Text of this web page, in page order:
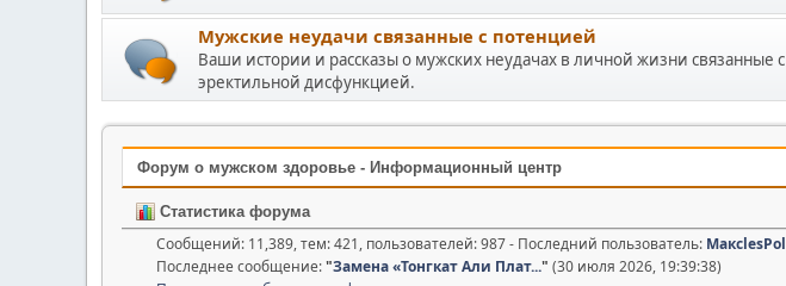
Мужские неудачи связанные с потенцией
Ваши истории и рассказы о мужских неудачах в личной жизни связанные с
эректильной дисфункцией.
Форум о мужском здоровье - Информационный центр
Статистика форума
Сообщений: 11,389, тем: 421, пользователей: 987 - Последний пользователь: МаксlesPol
Последнее сообщение:"Замена «Тонгкат Али Плат..." (30 июля 2026, 19:39:38)